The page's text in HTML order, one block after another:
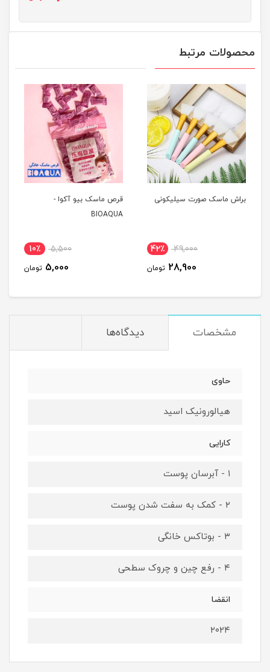
محصولات مرتبط
براش ماسک صورت سیلیکونی
49,000 42٪
28,900 تومان
قرص ماسک بیو آکوا -
BIOAQUA
5,500 10٪
5,000 تومان
مشخصات دیدگاه‌ها
حاوی
هیالورونیک‌ اسید
کارایی
۱ - آبرسان پوست
۲ - کمک‌ به سفت شدن پوست
۳ - بوتاکس خانگی
۴ - رفع چین و‌ چروک‌ سطحی
انقضا
۲۰۲۴